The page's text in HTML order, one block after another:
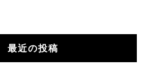
最近の投稿